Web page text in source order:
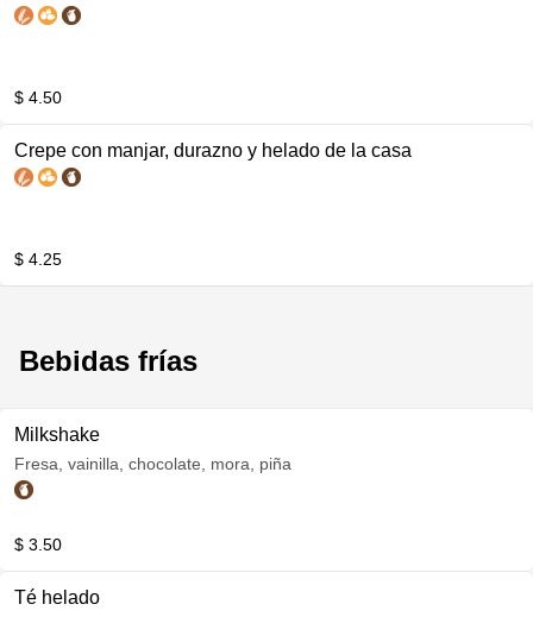
$ 4.50
Crepe con manjar, durazno y helado de la casa
$ 4.25
Bebidas frías
Milkshake
Fresa, vainilla, chocolate, mora, piña
$ 3.50
Té helado